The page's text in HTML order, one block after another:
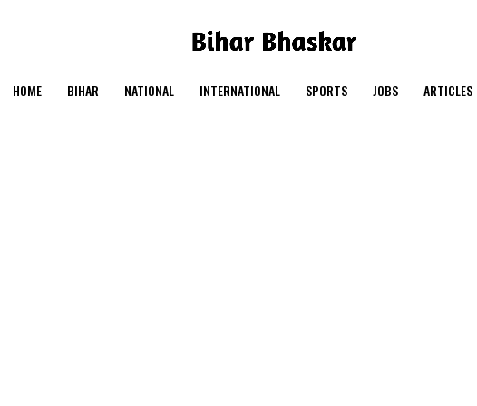
HOME BIHAR NATIONAL INTERNATIONAL SPORTS JOBS ARTICLES